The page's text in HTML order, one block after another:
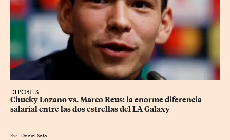
DEPORTES
Chucky Lozano vs. Marco Reus: la enorme diferencia
salarial entre las dos estrellas del LA Galaxy
Por Daniel Soto